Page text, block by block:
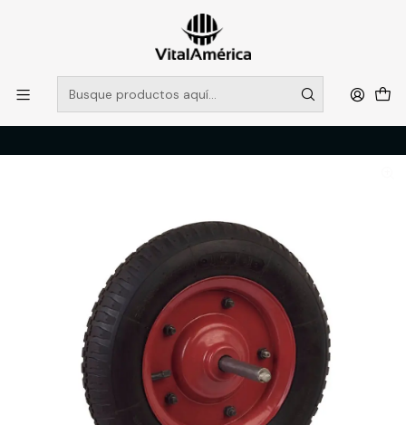
POR SISTEMA FRONTAL SOLO RETIROS EN TIENDA, DESDE
MUCHAS GRACIAS +569 5956 2237
Leer más
Inicio Catálogo FERRETERIA
HERRAMIENTAS MANUALES
RUEDA PANTERA 350X9 PARA CARRETILLA